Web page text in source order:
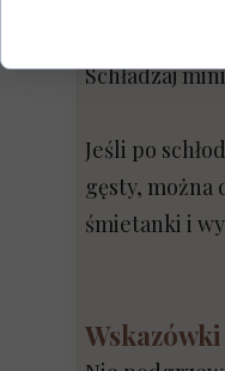
Przelej do
Schładzaj
Jeśli po
gęsty, można
śmietanki i